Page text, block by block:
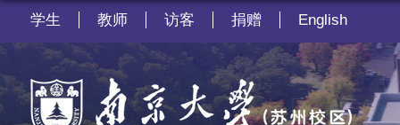
学生 教师 访客 捐赠 English